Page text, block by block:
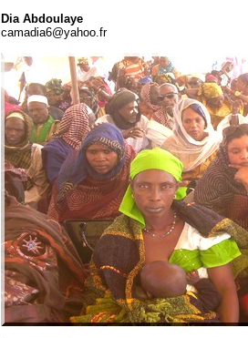
Dia Abdoulaye
camadia6@yahoo.fr